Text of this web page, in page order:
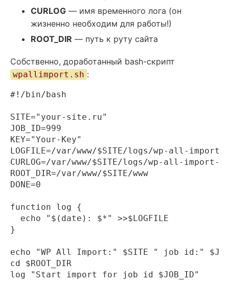
CURLOG — имя временного лога (он
жизненно необходим для работы!)
ROOT_DIR — путь к руту сайта
Собственно, доработанный bash-скрипт
wpallimport.sh :
#!/bin/bash
SITE="your-site.ru"
JOB_ID=999
KEY="Your-Key"
LOGFILE=/var/www/$SITE/logs/wp-all-
CURLOG=/var/www/$SITE/logs/wp-all-import-
ROOT_DIR=/var/www/$SITE/www
DONE=0
function log {
  echo "$(date): $*" >>$LOGFILE
}
echo "WP All Import:" $SITE " job id:"
cd $ROOT_DIR
log "Start import for job id $JOB_ID"